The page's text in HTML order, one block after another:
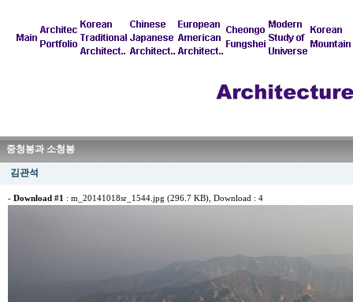
중청봉과 소청봉
김관석
- Download #1 : m_20141018sr_1544.jpg (296.7 KB) , Download : 4